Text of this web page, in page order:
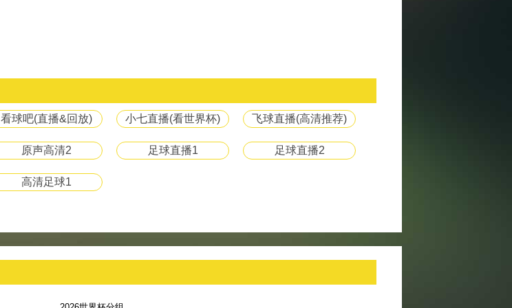
看球吧(直播&回放) 小七直播(看世界杯) 飞球直播(高清推荐)
原声高清2 足球直播1 足球直播2
高清足球1